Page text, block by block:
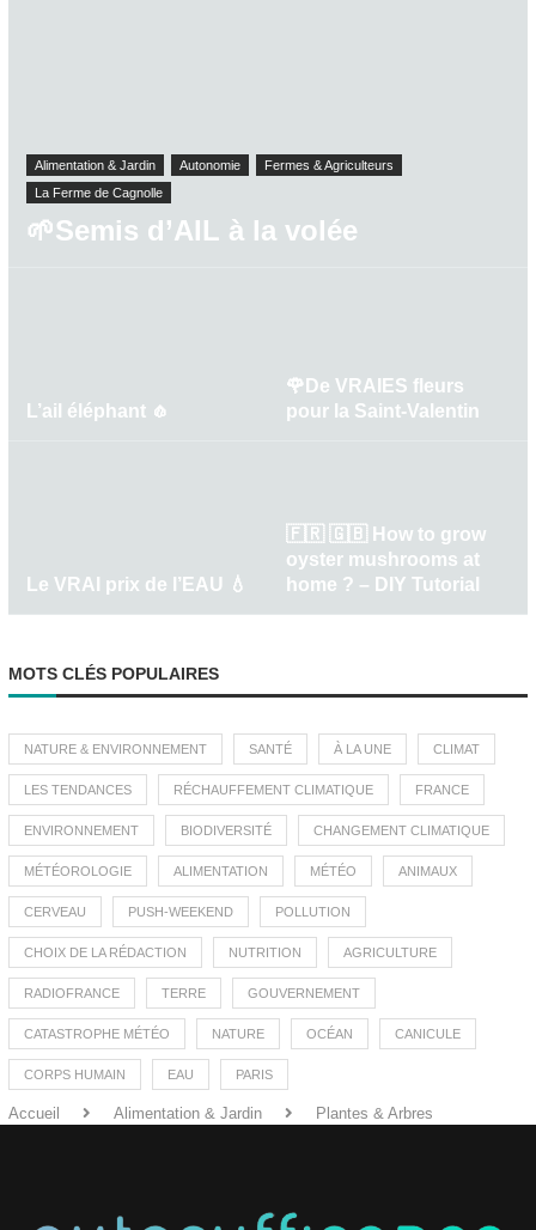
Alimentation & Jardin Autonomie
Fermes & Agriculteurs
La Ferme de Cagnolle
🌱Semis d’AIL à la volée
L’ail éléphant 🧄
🌹De VRAIES fleurs
pour la Saint-Valentin
Le VRAI prix de l’EAU 💧
🇫🇷 🇬🇧 How to grow
oyster mushrooms at
home ? – DIY Tutorial
MOTS CLÉS POPULAIRES
NATURE & ENVIRONNEMENT SANTÉ À LA UNE CLIMAT
LES TENDANCES RÉCHAUFFEMENT CLIMATIQUE FRANCE
ENVIRONNEMENT BIODIVERSITÉ CHANGEMENT CLIMATIQUE
MÉTÉOROLOGIE ALIMENTATION MÉTÉO ANIMAUX
CERVEAU PUSH-WEEKEND POLLUTION
CHOIX DE LA RÉDACTION NUTRITION AGRICULTURE
RADIOFRANCE TERRE GOUVERNEMENT
CATASTROPHE MÉTÉO NATURE OCÉAN CANICULE
CORPS HUMAIN EAU PARIS
Accueil Alimentation & Jardin Plantes & Arbres